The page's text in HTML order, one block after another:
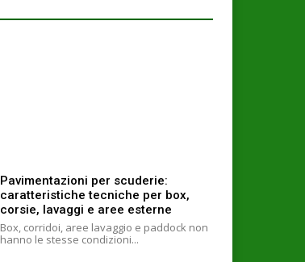
Pavimentazioni per scuderie:
caratteristiche tecniche per box,
corsie, lavaggi e aree esterne
Box, corridoi, aree lavaggio e paddock non
hanno le stesse condizioni...